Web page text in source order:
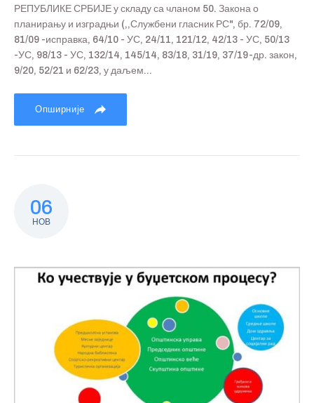
РЕПУБЛИКЕ СРБИЈЕ у складу са чланом 50. Закона о
планирању и изградњи (,,Службени гласник РС", бр. 72/09,
81/09 -исправка, 64/10 - УС, 24/11, 121/12, 42/13 - УС, 50/13
-УС, 98/13 - УС, 132/14, 145/14, 83/18, 31/19, 37/19-др. закон,
9/20, 52/21 и 62/23, у даљем...
Опширније
06
НОВ